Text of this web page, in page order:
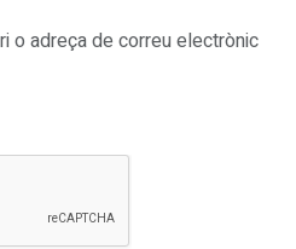
o adreça de correu electrònic